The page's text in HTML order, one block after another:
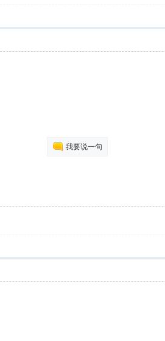
我要说一句